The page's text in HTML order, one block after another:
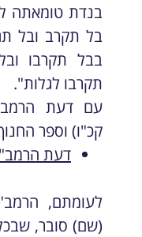
בנדת טומאתה
בל תקרב ובל
בבל תקרבו
תקרבו לגלות".
עם דעת
קכ"ו) וספר
דעת
לעומתם,
(שם) סובר,